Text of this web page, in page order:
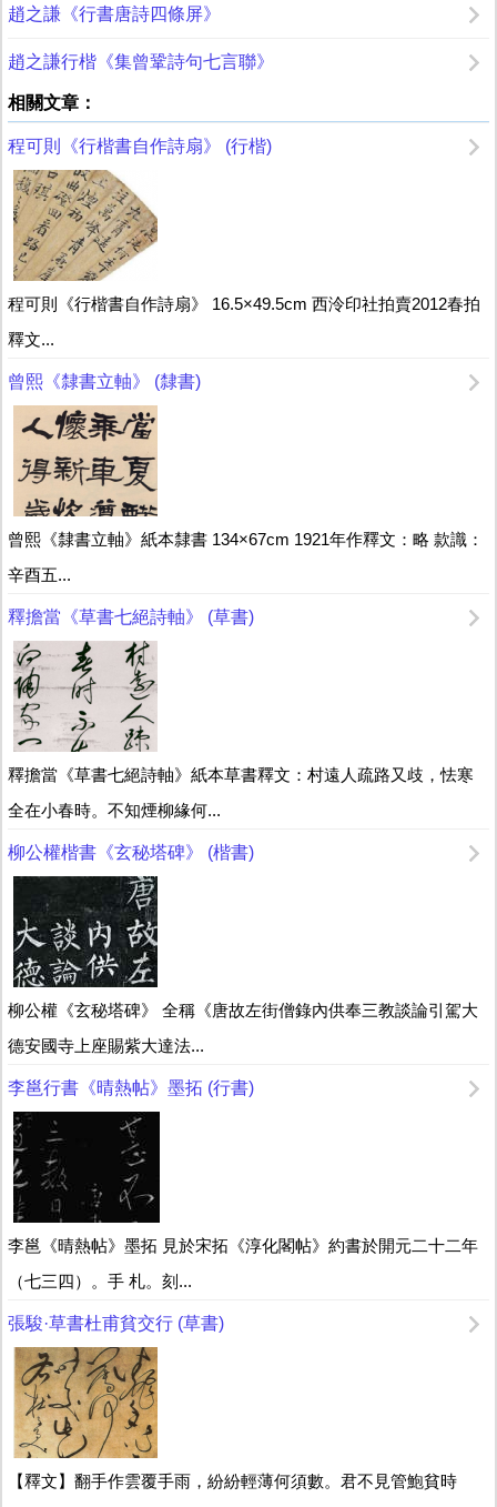
趙之謙《行書唐詩四條屏》
趙之謙行楷《集曾鞏詩句七言聯》
相關文章：
程可則《行楷書自作詩扇》 (行楷)
程可則《行楷書自作詩扇》 16.5×49.5cm 西泠印社拍賣2012春拍
釋文...
曾熙《隸書立軸》 (隸書)
曾熙《隸書立軸》紙本隸書 134×67cm 1921年作釋文：略 款識：
辛酉五...
釋擔當《草書七絕詩軸》 (草書)
釋擔當《草書七絕詩軸》紙本草書釋文：村遠人疏路又歧，怯寒
全在小春時。不知煙柳緣何...
柳公權楷書《玄秘塔碑》 (楷書)
柳公權《玄秘塔碑》 全稱《唐故左街僧錄內供奉三教談論引駕大
德安國寺上座賜紫大達法...
李邕行書《晴熱帖》墨拓 (行書)
李邕《晴熱帖》墨拓 見於宋拓《淳化閣帖》約書於開元二十二年
（七三四）。手 札。刻...
張駿·草書杜甫貧交行 (草書)
【釋文】翻手作雲覆手雨，紛紛輕薄何須數。君不見管鮑貧時